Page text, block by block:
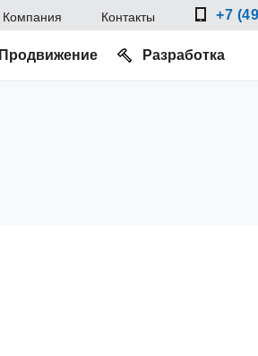
Компания Контакты +7
Продвижение Разработка